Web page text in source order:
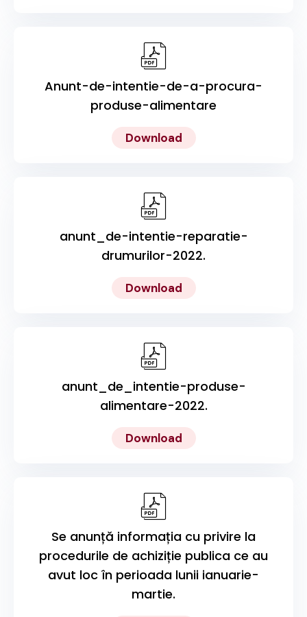
Anunt-de-intentie-de-a-procura-
produse-alimentare
Download
anunt_de-intentie-reparatie-
drumurilor-2022.
Download
anunt_de_intentie-produse-
alimentare-2022.
Download
Se anunță informația cu privire la
procedurile de achiziție publica ce au
avut loc în perioada lunii ianuarie-
martie.